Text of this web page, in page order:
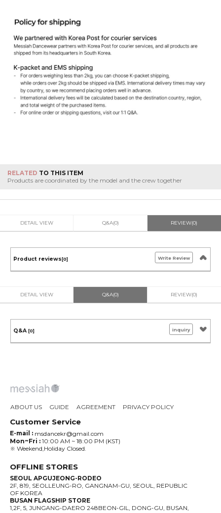
RELATED TO THIS ITEM
Products are coordinated by the model and the crew together
DETAIL VIEW Q&A(0) REVIEW(0)
Product reviews [0] Write Review
DETAIL VIEW Q&A(0) REVIEW(0)
Q&A [0] inquiry
ABOUT US GUIDE AGREEMENT PRIVACY POLICY
Customer Service
E-mail : msdancekr@gmail.com
Mon~Fri : 10:00 AM ~ 18:00 PM (KST)
※ Weekend,Holiday Closed.
OFFLINE STORES
SEOUL APGUJEONG-RODEO
2F, 819, SEOLLEUNG-RO, GANGNAM-GU, SEOUL, REPUBLIC
OF KOREA
BUSAN FLAGSHIP STORE
1,2F, 5, JUNGANG-DAERO 248BEON-GIL, DONG-GU, BUSAN,